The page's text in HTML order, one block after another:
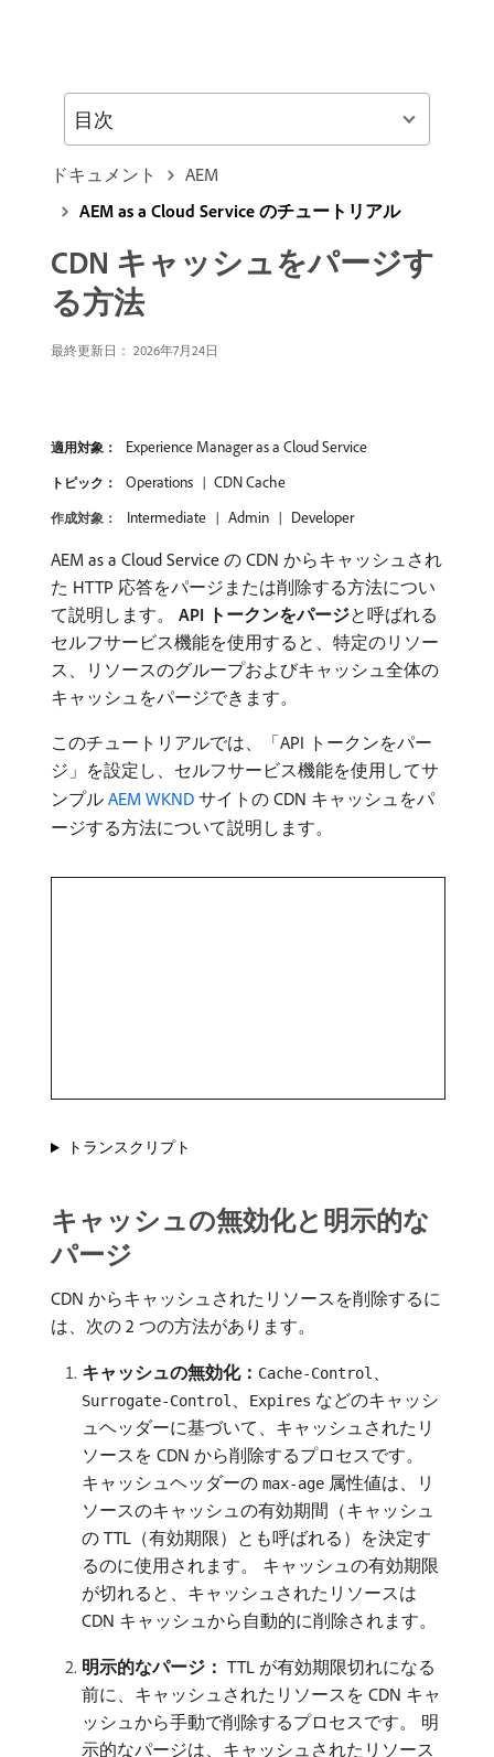
ドキュメント
AEM
AEM as a Cloud Service のチュートリアル
CDN キャッシュをパージす
る方法
最終更新日： 2026年7月24日
適用対象： Experience Manager as a Cloud Service
トピック： Operations CDN Cache
作成対象： Intermediate Admin Developer
AEM as a Cloud Service の CDN からキャッシュされ
た HTTP 応答をパージまたは削除する方法につい
て説明します。 API トークンをパージ​と呼ばれる
セルフサービス機能を使用すると、特定のリソー
ス、リソースのグループおよびキャッシュ全体の
キャッシュをパージできます。
このチュートリアルでは、「API トークンをパー
ジ」を設定し、セルフサービス機能を使用してサ
ンプル AEM WKND サイトの CDN キャッシュをパ
ージする方法について説明します。
トランスクリプト
キャッシュの無効化と明示的な
パージ
CDN からキャッシュされたリソースを削除するに
は、次の 2 つの方法があります。
キャッシュの無効化： Cache-Control、
Surrogate-Control、 Expires などのキャッシ
ュヘッダーに基づいて、キャッシュされたリ
ソースを CDN から削除するプロセスです。
キャッシュヘッダーの max-age 属性値は、リ
ソースのキャッシュの有効期間（キャッシュ
の TTL（有効期限）とも呼ばれる）を決定す
るのに使用されます。 キャッシュの有効期限
が切れると、キャッシュされたリソースは
CDN キャッシュから自動的に削除されます。
明示的なパージ： TTL が有効期限切れになる
前に、キャッシュされたリソースを CDN キャ
ッシュから手動で削除するプロセスです。 明
示的なパージは、キャッシュされたリソース
目次